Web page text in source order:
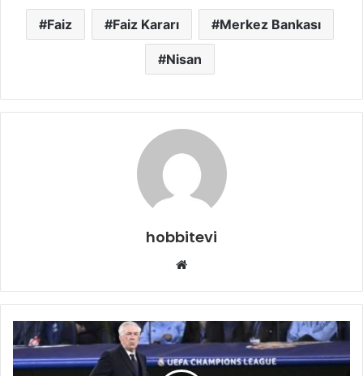
Faiz Faiz Kararı Merkez Bankası
Nisan
hobbitevi
Web